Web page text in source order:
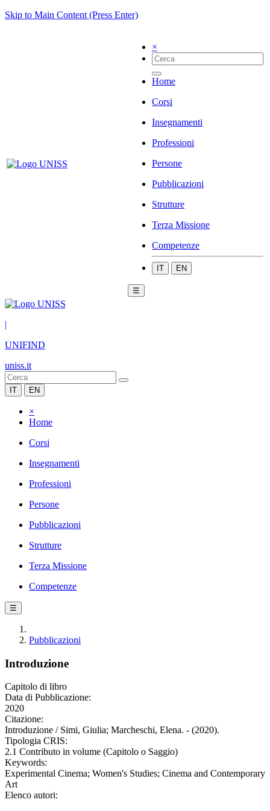
Skip to Main Content (Press Enter)
×
Home
Corsi
Insegnamenti
Professioni
Persone
Pubblicazioni
Strutture
Terza Missione
Competenze
IT EN
☰
|
UNIFIND
uniss.it
IT EN
×
Home
Corsi
Insegnamenti
Professioni
Persone
Pubblicazioni
Strutture
Terza Missione
Competenze
☰
Pubblicazioni
Introduzione
Capitolo di libro
Data di Pubblicazione:
2020
Citazione:
Introduzione / Simi, Giulia; Marcheschi, Elena. - (2020).
Tipologia CRIS:
2.1 Contributo in volume (Capitolo o Saggio)
Keywords:
Experimental Cinema; Women's Studies; Cinema and Contemporary
Art
Elenco autori: